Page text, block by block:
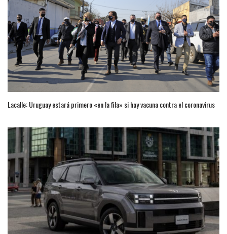
Lacalle: Uruguay estará primero «en la fila» si hay vacuna contra el coronavirus